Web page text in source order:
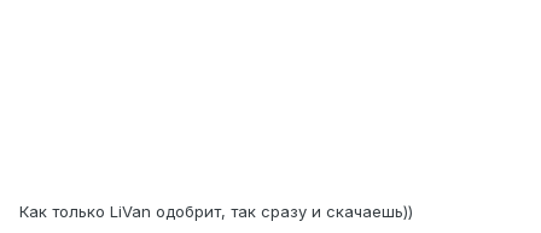
Как только LiVan одобрит, так сразу и скачаешь))